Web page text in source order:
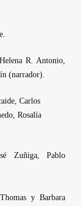
.
R. Antonio,
(narrador).
Carlos
Rosalía
Zuñiga, Pablo
yBarbara